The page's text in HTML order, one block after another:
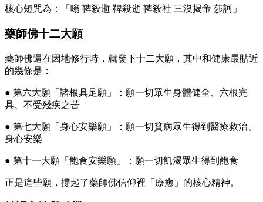
核心短咒為：「嗡 鞞殺逝 鞞殺逝 鞞殺社 三沒揭帝 莎訶」
藥師佛十二大願
藥師佛還在因地修行時，就發下十二大願，其中和健康最貼近
的幾條是：
● 第六大願「諸根具足願」：願一切眾生身體健全、六根完
具、不受殘疾之苦
● 第七大願「身心安樂願」：願一切貧病眾生得到醫療救治、
身心安樂
● 第十一大願「飽食安樂願」：願一切飢渴眾生得到飽食
正是這些願，撐起了藥師佛信仰裡「療癒」的核心精神。